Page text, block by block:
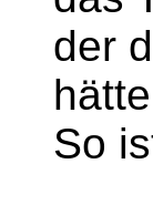
der
So